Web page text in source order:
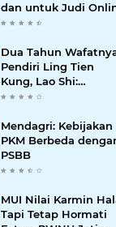
dan untuk Judi
Dua Tahun
Pendiri Ling Tien
Kung, Lao Shi:
Amanah Harus Kita
Mendagri: Kebijakan
PKM Berbeda
PSBB
MUI Nilai Karmin
Tapi Tetap Hormati